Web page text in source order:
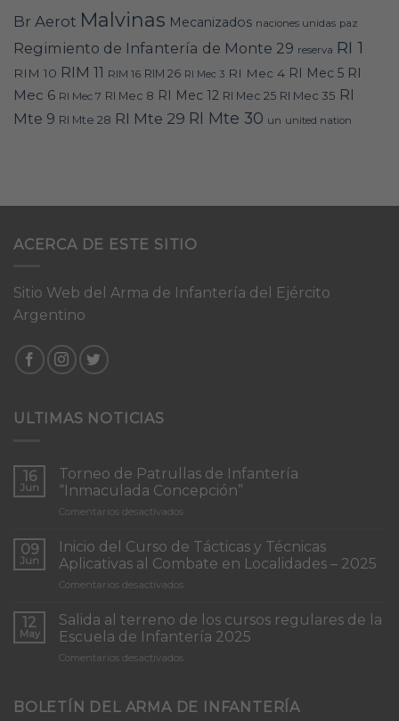
Br Aerot Malvinas Mecanizados naciones unidas paz
Regimiento de Infantería de Monte 29 reserva RI 1
RIM 10 RIM 11 RIM 16 RIM 26 RI Mec 3 RI Mec 4 RI Mec 5 RI
Mec 6 RI Mec 7 RI Mec 8 RI Mec 12 RI Mec 25 RI Mec 35 RI
Mte 9 RI Mte 28 RI Mte 29 RI Mte 30 un united nation
ACERCA DE ESTE SITIO
Sitio Web del Arma de Infantería del Ejército
Argentino
ULTIMAS NOTICIAS
16
Jun
Torneo de Patrullas de Infantería
“Inmaculada Concepción”
Comentarios desactivadosen
de
Patrullas
de
Infantería
Concepción”
09
Jun
Inicio del Curso de Tácticas y Técnicas
Aplicativas al Combate en Localidades – 2025
Comentarios desactivadosen
del
Curso
de
Tácticas
Aplicativas
12
May
Salida al terreno de los cursos regulares de la
Escuela de Infantería 2025
Comentarios desactivadosen
terreno
BOLETÍN DEL ARMA DE INFANTERÍA